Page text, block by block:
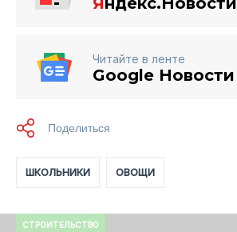
Читайте в ленте
Google Новости
ШКОЛЬНИКИ ОВОЩИ
СТРОИТЕЛЬСТВО